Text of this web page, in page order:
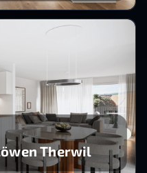
Therwil